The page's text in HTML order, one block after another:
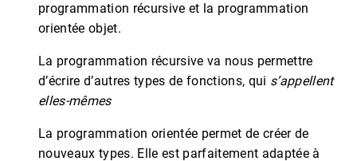
programmation récursive et la programmation
orientée objet.
La programmation récursive va nous permettre
d’écrire d’autres types de fonctions, qui s’appellent
elles-mêmes
La programmation orientée permet de créer de
nouveaux types. Elle est parfaitement adaptée à